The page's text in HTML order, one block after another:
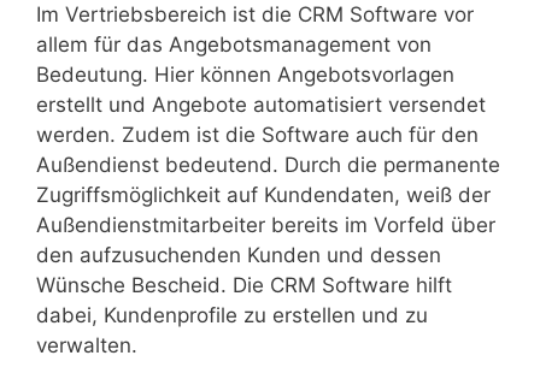
Im Vertriebsbereich ist die CRM Software vor
allem für das Angebotsmanagement von
Bedeutung. Hier können Angebotsvorlagen
erstellt und Angebote automatisiert versendet
werden. Zudem ist die Software auch für den
Außendienst bedeutend. Durch die permanente
Zugriffsmöglichkeit auf Kundendaten, weiß der
Außendienstmitarbeiter bereits im Vorfeld über
den aufzusuchenden Kunden und dessen
Wünsche Bescheid. Die CRM Software hilft
dabei, Kundenprofile zu erstellen und zu
verwalten.